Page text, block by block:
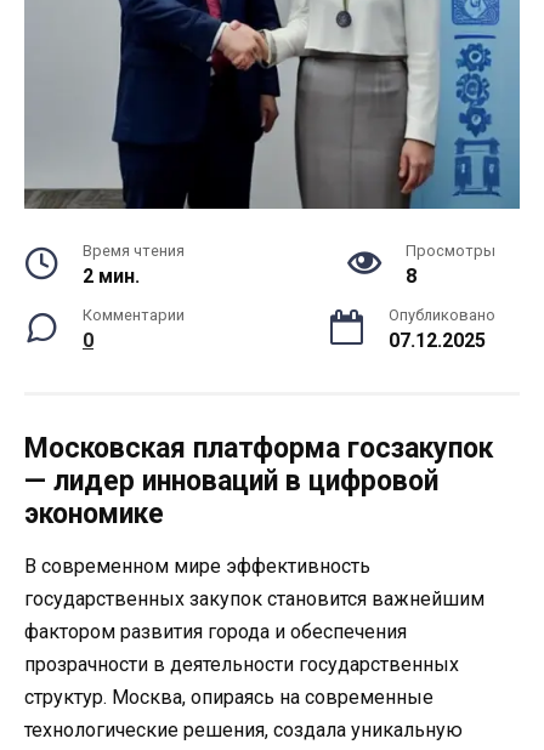
Время чтения
2 мин.
Просмотры
8
Комментарии
0
Опубликовано
07.12.2025
Московская платформа госзакупок
— лидер инноваций в цифровой
экономике
В современном мире эффективность
государственных закупок становится важнейшим
фактором развития города и обеспечения
прозрачности в деятельности государственных
структур. Москва, опираясь на современные
технологические решения, создала уникальную